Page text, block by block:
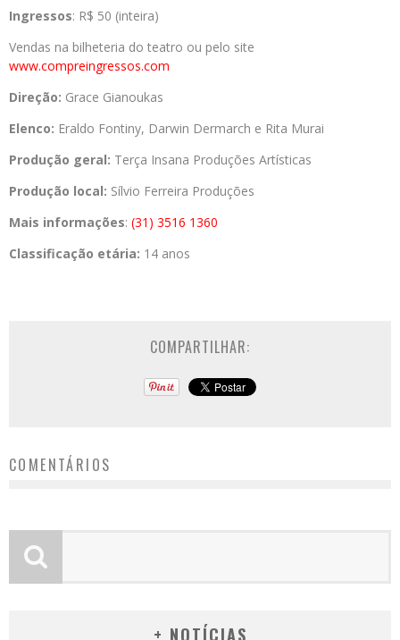
Ingressos: R$ 50 (inteira)
Vendas na bilheteria do teatro ou pelo site
www.compreingressos.com
Direção: Grace Gianoukas
Elenco: Eraldo Fontiny, Darwin Dermarch e Rita Murai
Produção geral: Terça Insana Produções Artísticas
Produção local: Sílvio Ferreira Produções
Mais informações: (31) 3516 1360
Classificação etária: 14 anos
COMPARTILHAR:
COMENTÁRIOS
+ NOTÍCIAS